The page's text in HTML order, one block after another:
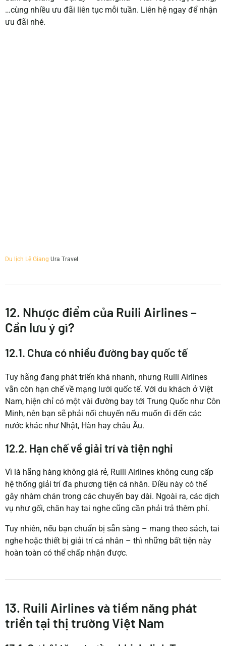
…cùng nhiều ưu đãi liên tục mỗi tuần. Liên hệ ngay để nhận
ưu đãi nhé.
Du lịch Lệ Giang Ura Travel
12. Nhược điểm của Ruili Airlines –
Cần lưu ý gì?
12.1. Chưa có nhiều đường bay quốc tế
Tuy hãng đang phát triển khá nhanh, nhưng Ruili Airlines
vẫn còn hạn chế về mạng lưới quốc tế. Với du khách ở Việt
Nam, hiện chỉ có một vài đường bay tới Trung Quốc như Côn
Minh, nên bạn sẽ phải nối chuyến nếu muốn đi đến các
nước khác như Nhật, Hàn hay châu Âu.
12.2. Hạn chế về giải trí và tiện nghi
Vì là hãng hàng không giá rẻ, Ruili Airlines không cung cấp
hệ thống giải trí đa phương tiện cá nhân. Điều này có thể
gây nhàm chán trong các chuyến bay dài. Ngoài ra, các dịch
vụ như gối, chăn hay tai nghe cũng cần phải trả thêm phí.
Tuy nhiên, nếu bạn chuẩn bị sẵn sàng – mang theo sách, tai
nghe hoặc thiết bị giải trí cá nhân – thì những bất tiện này
hoàn toàn có thể chấp nhận được.
13. Ruili Airlines và tiềm năng phát
triển tại thị trường Việt Nam